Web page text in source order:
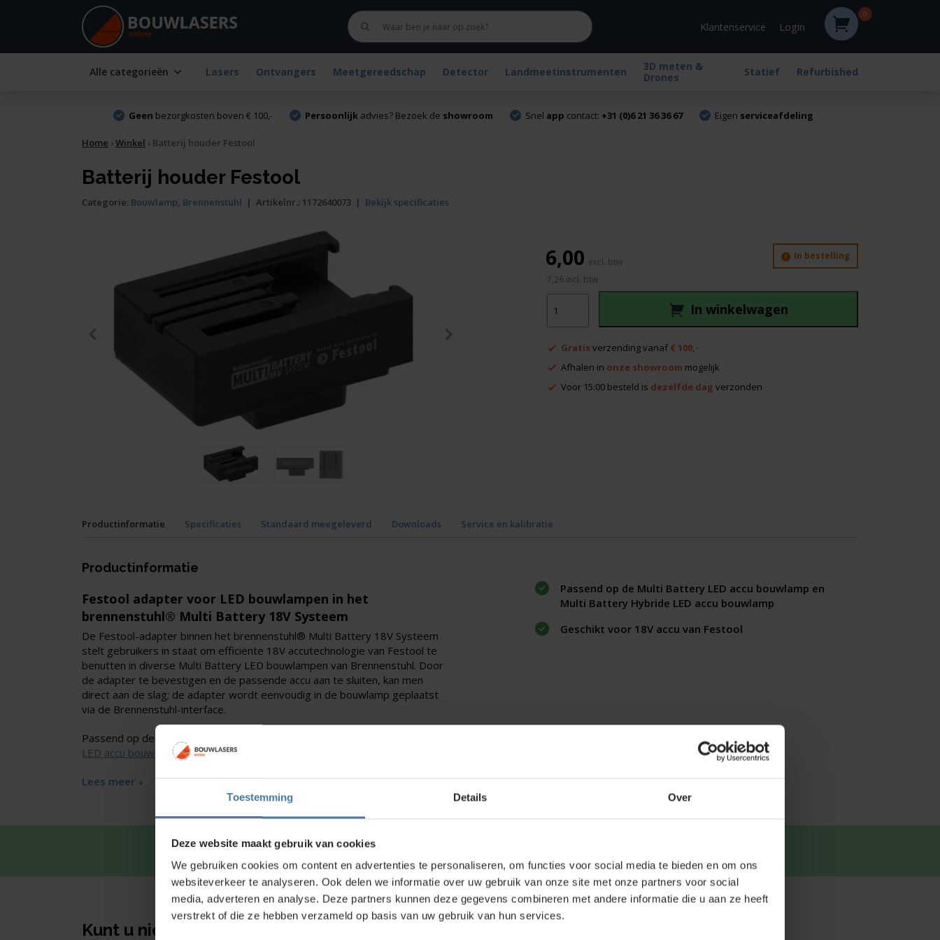
Toestemming Details Over
Deze website maakt gebruik van cookies
We gebruiken cookies om content en advertenties te personaliseren, om functies voor social media te bieden en om ons
websiteverkeer te analyseren. Ook delen we informatie over uw gebruik van onze site met onze partners voor social
media, adverteren en analyse. Deze partners kunnen deze gegevens combineren met andere informatie die u aan ze heeft
verstrekt of die ze hebben verzameld op basis van uw gebruik van hun services.
Klantenservice Login
0
Alle categorieën Lasers Ontvangers Meetgereedschap Detector Landmeetinstrumenten
3D meten &
Drones
Statief Refurbished
Geen bezorgkosten boven € 100,- Persoonlijkadvies? Bezoek de showroom Snel app contact: +31 (0)6 21 36 36 67 Eigen serviceafdeling
Home ›Winkel › Batterij houder Festool
Batterij houder Festool
Categorie: Bouwlamp, Brennenstuhl | Artikelnr.: 1172640073 | Bekijk specificaties
In bestelling
houder
Festool
7,26 incl. btw
In winkelwagen
6,00
Gratis verzending vanaf € 100,-
Afhalen in onze showroom mogelijk
Voor 15:00 besteld is dezelfde dag verzonden
Productinformatie Specificaties Standaard meegeleverd Downloads Service en kalibratie
Productinformatie
Festool adapter voor LED bouwlampen in het
brennenstuhl® Multi Battery 18V Systeem
De Festool-adapter binnen het brennenstuhl® Multi Battery 18V Systeem
stelt gebruikers in staat om efficiënte 18V accutechnologie van Festool te
benutten in diverse Multi Battery LED bouwlampen van Brennenstuhl. Door
de adapter te bevestigen en de passende accu aan te sluiten, kan men
direct aan de slag; de adapter wordt eenvoudig in de bouwlamp geplaatst
via de Brennenstuhl-interface.
Passend op de Multi Battery LED accu bouwlamp
LED accu bouwlamp
Lees meer
Passend op de Multi Battery LED accu bouwlamp en
Multi Battery Hybride LED accu bouwlamp
Geschikt voor 18V accu van Festool
Snel en direct contact?
Kunt u niet vinden wat u zoekt?